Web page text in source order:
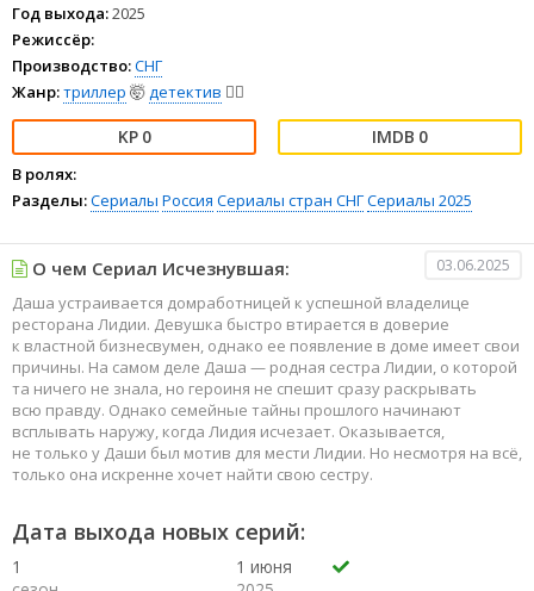
Год выхода:2025
Режиссёр:
Производство:СНГ
Жанр:триллер 🤯 детектив 🕵️‍♂️
0 0
В ролях:
Разделы:Сериалы Россия Сериалы стран СНГСериалы 2025
О чем Сериал Исчезнувшая: 03.06.2025
Даша устраивается домработницей к успешной владелице
ресторана Лидии. Девушка быстро втирается в доверие
к властной бизнесвумен, однако ее появление в доме имеет свои
причины. На самом деле Даша — родная сестра Лидии, о которой
та ничего не знала, но героиня не спешит сразу раскрывать
всю правду. Однако семейные тайны прошлого начинают
всплывать наружу, когда Лидия исчезает. Оказывается,
не только у Даши был мотив для мести Лидии. Но несмотря на всё,
только она искренне хочет найти свою сестру.
Дата выхода новых серий:
1
1 июня